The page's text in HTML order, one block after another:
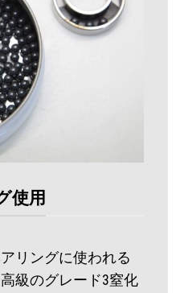
使用
リングに使われる
級のグレード3窒化